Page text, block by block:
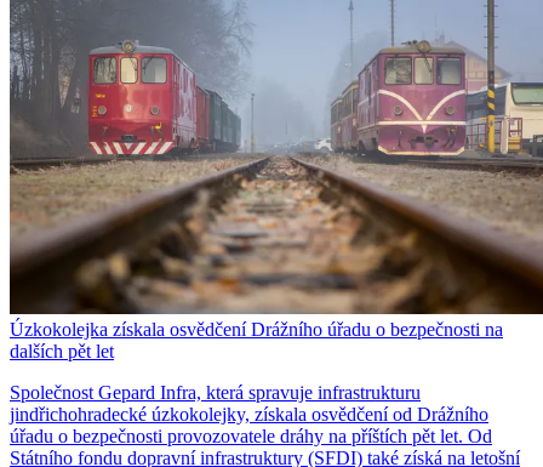
Úzkokolejka získala osvědčení Drážního úřadu o bezpečnosti na
dalších pět let
Společnost Gepard Infra, která spravuje infrastrukturu
jindřichohradecké úzkokolejky, získala osvědčení od Drážního
úřadu o bezpečnosti provozovatele dráhy na příštích pět let. Od
Státního fondu dopravní infrastruktury (SFDI) také získá na letošní